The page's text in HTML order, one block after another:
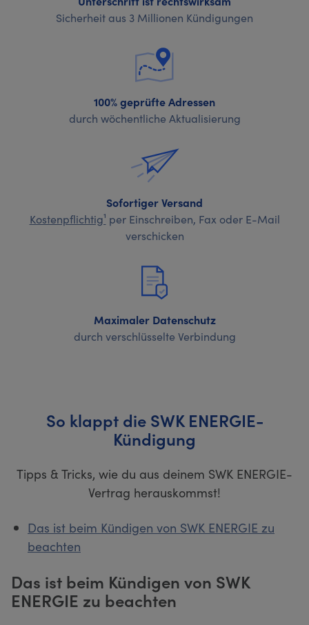
Sicherheit aus 3 Millionen Kündigungen
100% geprüfte Adressen
durch wöchentliche Aktualisierung
Sofortiger Versand
Kostenpflichtig¹ per Einschreiben, Fax oder E-Mail
verschicken
Maximaler Datenschutz
durch verschlüsselte Verbindung
So klappt die SWK ENERGIE-
Kündigung
Tipps & Tricks, wie du aus deinem SWK ENERGIE-
Vertrag herauskommst!
Das ist beim Kündigen von SWK ENERGIE zu
beachten
Das ist beim Kündigen von SWK
ENERGIE zu beachten